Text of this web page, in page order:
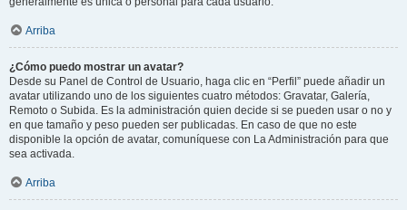
Arriba
¿Cómo puedo mostrar un avatar?
Desde su Panel de Control de Usuario, haga clic en “Perfil” puede añadir un
avatar utilizando uno de los siguientes cuatro métodos: Gravatar, Galería,
Remoto o Subida. Es la administración quien decide si se pueden usar o no y
en que tamaño y peso pueden ser publicadas. En caso de que no este
disponible la opción de avatar, comuníquese con La Administración para que
sea activada.
Arriba